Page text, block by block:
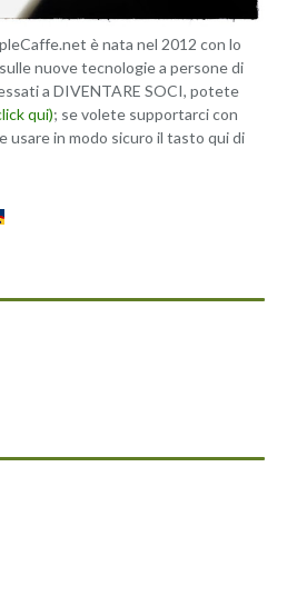
è nata nel 2012 con lo
nuove tecnologie a persone di
a DIVENTARE SOCI, potete
qui); se volete supportarci con
usare in modo sicuro il tasto qui di